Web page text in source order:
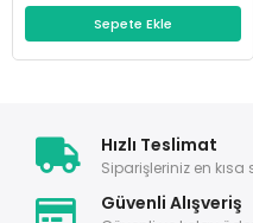
Sepete Ekle
Hızlı Teslimat
Siparişleriniz en kısa
Güvenli Alışveriş